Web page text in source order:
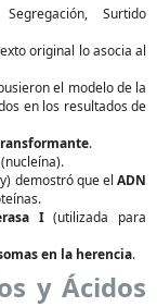
Surtido
original lo asocia al
el modelo de la
en los resultados de
.
(nucleína).
demostró que el ADN
I(utilizada para
en la herencia.
y Ácidos